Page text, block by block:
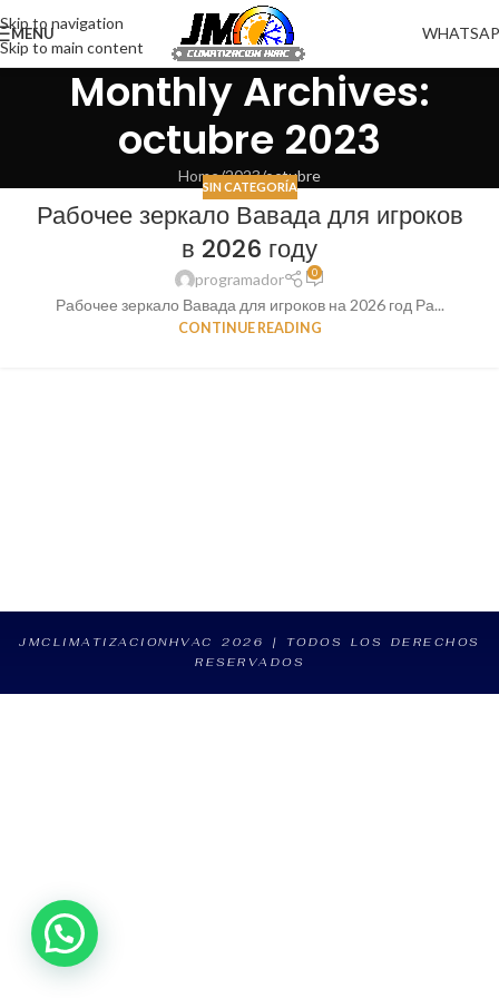
Skip to navigation
Skip to main content
MENU
Monthly Archives:
octubre 2023
Home 2023 octubre
SIN CATEGORÍA
Рабочее зеркало Вавада для игроков
в 2026 году
programador 0
Рабочее зеркало Вавада для игроков на 2026 год Ра...
CONTINUE READING
JMCLIMATIZACIONHVAC 2026 | TODOS LOS DERECHOS
RESERVADOS